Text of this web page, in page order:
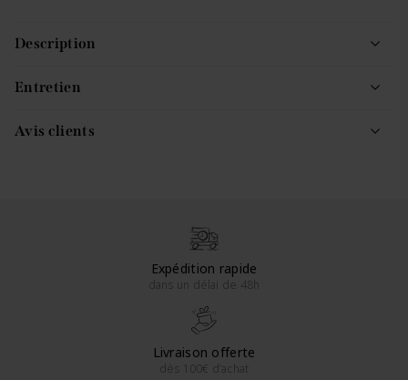
Description
Entretien
Avis clients
Expédition rapide
dans un délai de 48h
Livraison offerte
dès 100€ d’achat